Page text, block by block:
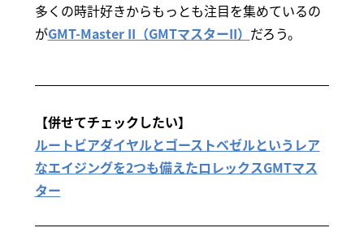
多くの時計好きからもっとも注目を集めているの
がGMT-Master II（GMTマスターII） だろう。
【併せてチェックしたい】
ルートビアダイヤルとゴーストベゼルというレア
なエイジングを2つも備えたロレックスGMTマス
ター